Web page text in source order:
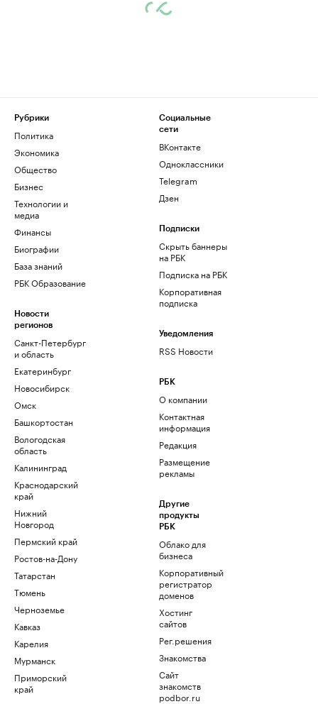
Рубрики
Политика
Экономика
Общество
Бизнес
Технологии и
медиа
Финансы
Биографии
База знаний
РБК Образование
Новости
регионов
Санкт-Петербург
и область
Екатеринбург
Новосибирск
Омск
Башкортостан
Вологодская
область
Калининград
Краснодарский
край
Нижний
Новгород
Пермский край
Ростов-на-Дону
Татарстан
Тюмень
Черноземье
Кавказ
Карелия
Мурманск
Приморский
край
Социальные
сети
ВКонтакте
Одноклассники
Telegram
Дзен
Подписки
Скрыть баннеры
на РБК
Подписка на РБК
Корпоративная
подписка
Уведомления
RSS Новости
РБК
О компании
Контактная
информация
Редакция
Размещение
рекламы
Другие
продукты
РБК
Облако для
бизнеса
Корпоративный
регистратор
доменов
Хостинг
сайтов
Рег.решения
Знакомства
Сайт
знакомств
podbor.ru